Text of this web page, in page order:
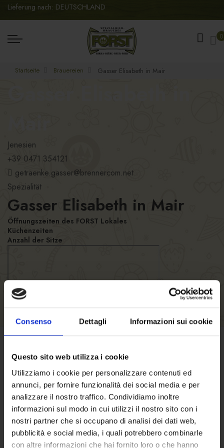
Consenso Dettagli Informazioni sui cookie
Questo sito web utilizza i cookie
Utilizziamo i cookie per personalizzare contenuti ed
annunci, per fornire funzionalità dei social media e per
analizzare il nostro traffico. Condividiamo inoltre
informazioni sul modo in cui utilizzi il nostro sito con i
nostri partner che si occupano di analisi dei dati web,
pubblicità e social media, i quali potrebbero combinarle
con altre informazioni che hai fornito loro o che hanno
Lieferung nach: DEUTSCHLAND
0
Startseite Brauereien Gasser Elisabeth in Mair
Jenesien
+39 0471 354121
getraenke.gasser@brennercom.net
Spezialität
Gasser Elisabeth in Mair
Öffnungszeiten des FORST Lokales
Küchenzeiten
Anzahl der Sitze
GESCHÄFTSBEDINGUNGEN
Klicken Sie hierum die
Verkaufsbedingungen zu lesen.
Versandkosten